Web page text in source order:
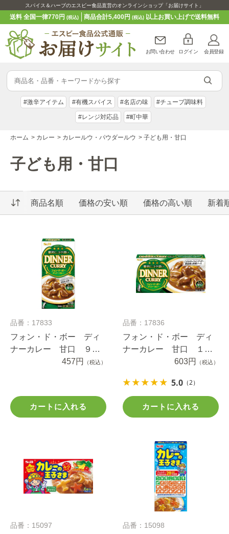
スパイス＆ハーブのエスビー食品直営のオンラインショップ「お届けサイト」
送料 全国一律770円(税込) 商品合計5,400円 (税込)以上お買い上げで送料無料
お問い合わせ ログイン 会員登録
#激辛アイテム #有機スパイス #名店の味 #チューブ調味料
#レンジ対応品 #町中華
ホーム > カレー > カレールウ・パウダールウ > 子ども用・甘口
子ども用・甘口
商品名順 価格の安い順 価格の高い順 新着
品番：17833
フォン・ド・ボー ディ
ナーカレー 甘口 ９７
457円 （税込）
カートに入れる
品番：17836
フォン・ド・ボー ディ
ナーカレー 甘口 １９
603円 （税込）
5.0 （2）
カートに入れる
品番：15097 品番：15098